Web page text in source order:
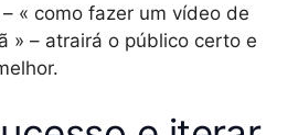
« como fazer um vídeo de
» – atrairá o público certo e